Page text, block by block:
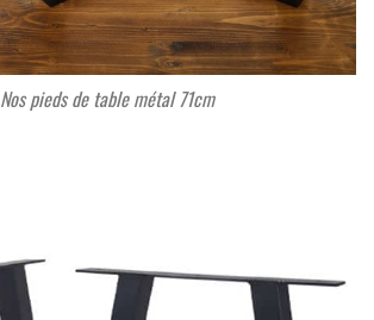
Nos pieds de table métal 71cm